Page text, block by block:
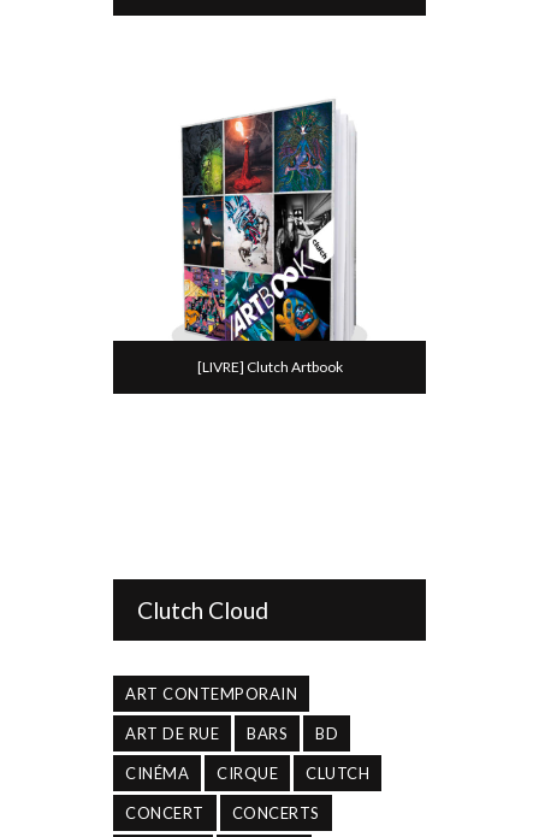
[LIVRE] Clutch Artbook
Clutch Cloud
ART CONTEMPORAIN
ART DE RUE BARS BD
CINÉMA CIRQUE CLUTCH
CONCERT CONCERTS